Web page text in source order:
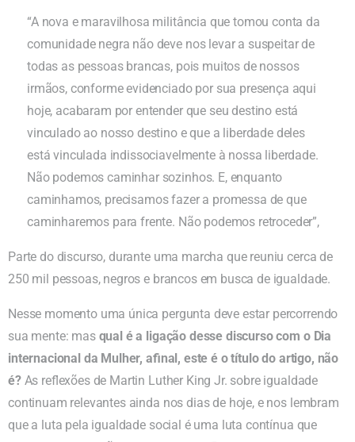
“A nova e maravilhosa militância que tomou conta da
comunidade negra não deve nos levar a suspeitar de
todas as pessoas brancas, pois muitos de nossos
irmãos, conforme evidenciado por sua presença aqui
hoje, acabaram por entender que seu destino está
vinculado ao nosso destino e que a liberdade deles
está vinculada indissociavelmente à nossa liberdade.
Não podemos caminhar sozinhos. E, enquanto
caminhamos, precisamos fazer a promessa de que
caminharemos para frente. Não podemos retroceder”,
Parte do discurso, durante uma marcha que reuniu cerca de
250 mil pessoas, negros e brancos em busca de igualdade.
Nesse momento uma única pergunta deve estar percorrendo
sua mente: mas qual é a ligação desse discurso com o Dia
internacional da Mulher, afinal, este é o título do artigo, não
é? As reflexões de Martin Luther King Jr. sobre igualdade
continuam relevantes ainda nos dias de hoje, e nos lembram
que a luta pela igualdade social é uma luta contínua que